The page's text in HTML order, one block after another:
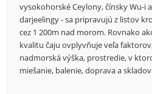
vysokohorské Ceylony, čínsky Wu-i
darjeelingy - sa pripravujú z listov
cez 1 200m nad morom. Rovnako
kvalitu čaju ovplyvňuje veľa
nadmorská výška, prostredie, v
miešanie, balenie, doprava a